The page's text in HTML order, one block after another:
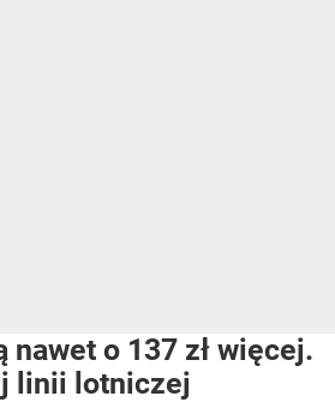
nawet o 137 zł więcej.
linii lotniczej